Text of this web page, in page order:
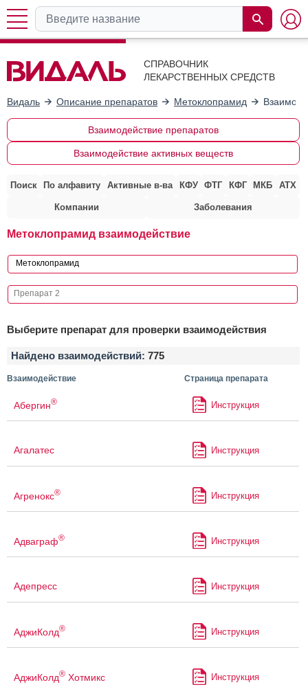
СПРАВОЧНИК
ЛЕКАРСТВЕННЫХ СРЕДСТВ
Видаль Описание препаратов Метоклопрамид
Взаимодействие препаратов
Взаимодействие активных веществ
Поиск По алфавиту Активные в-ва КФУ ФТГ КФГ МКБ АТХ
Компании Заболевания
Метоклопрамид взаимодействие
Выберите препарат для проверки взаимодействия
Найдено взаимодействий: 775
Взаимодействие Страница препарата
Абергин® Инструкция
Агалатес Инструкция
Агренокс® Инструкция
Адваграф® Инструкция
Адепресс Инструкция
АджиКолд® Инструкция
АджиКолд® Хотмикс Инструкция